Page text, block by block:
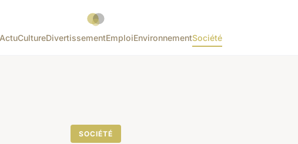
ActuCultureDivertissementEmploiEnvironnementSociété
SOCIÉTÉ